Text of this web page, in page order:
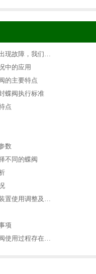
现故障，我们…
中的应用
的主要特点
蝶阀执行标准
点
数
不同的蝶阀
置使用调整及…
项
使用过程存在…